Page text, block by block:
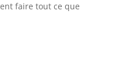
faire tout ce que